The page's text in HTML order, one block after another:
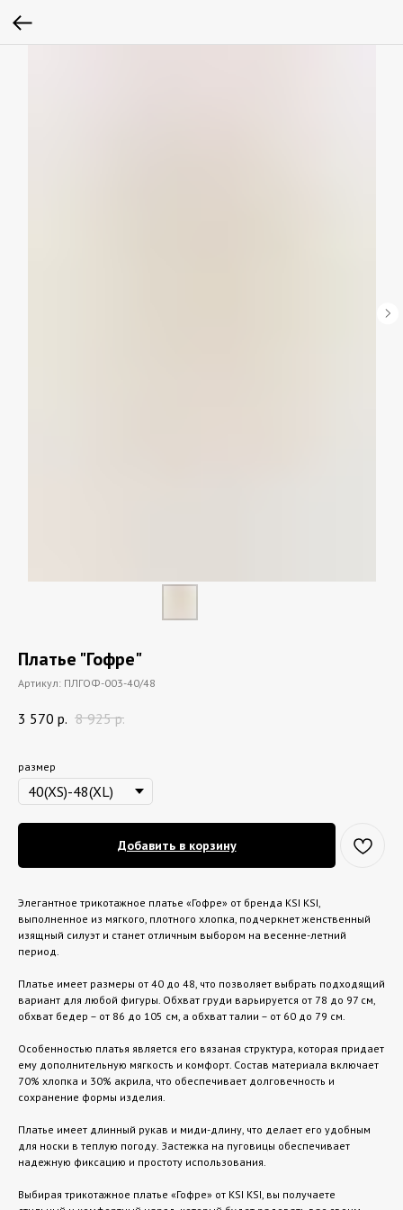
Платье "Гофре"
Артикул: ПЛГОФ-003-40/48
3 570 р. 8 925 р.
размер
Добавить в корзину
Элегантное трикотажное платье «Гофре» от бренда KSI KSI,
выполненное из мягкого, плотного хлопка, подчеркнет женственный
изящный силуэт и станет отличным выбором на весенне-летний
период.
Платье имеет размеры от 40 до 48, что позволяет выбрать подходящий
вариант для любой фигуры. Обхват груди варьируется от 78 до 97 см,
обхват бедер – от 86 до 105 см, а обхват талии – от 60 до 79 см.
Особенностью платья является его вязаная структура, которая придает
ему дополнительную мягкость и комфорт. Состав материала включает
70% хлопка и 30% акрила, что обеспечивает долговечность и
сохранение формы изделия.
Платье имеет длинный рукав и миди-длину, что делает его удобным
для носки в теплую погоду. Застежка на пуговицы обеспечивает
надежную фиксацию и простоту использования.
Выбирая трикотажное платье «Гофре» от KSI KSI, вы получаете